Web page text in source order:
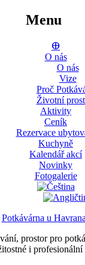
Menu
ⴲ
O nás
O nás
Vize
Proč
Životní
Aktivity
Ceník
Rezervace
Kuchyně
Kalendář akcí
Novinky
Fotogalerie
Potkávárna u Havrana
prostor pro
i profesionální